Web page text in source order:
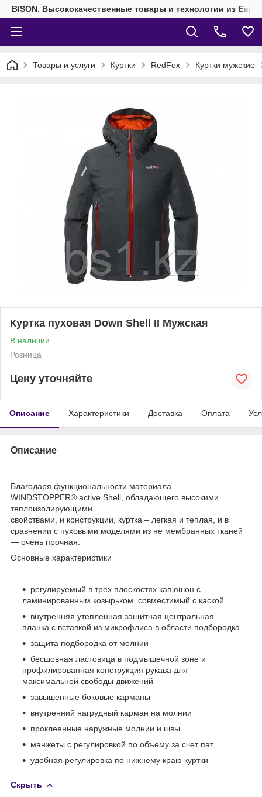
BISON. Высококачественные товары и технологии из
Товары и услуги Куртки RedFox Куртки мужские
Куртка пуховая Down Shell II Мужская
В наличии
Розница
Цену уточняйте
Описание Характеристики Доставка Оплата
Описание
Благодаря функциональности материала
WINDSTOPPER® active Shell, обладающего высокими
теплоизолирующими
свойствами, и конструкции, куртка – легкая и теплая, и в
сравнении с пуховыми моделями из не мембранных тканей
― очень прочная.
Оcновные характеристики
регулируемый в трех плоскостях капюшон с
ламинированным козырьком, совместимый с каской
внутренняя утепленная защитная центральная
планка с вставкой из микрофлиса в области подбородка
защита подбородка от молнии
бесшовная ластовица в подмышечной зоне и
профилированная конструкция рукава для
максимальной свободы движений
завышенные боковые карманы
внутренний нагрудный карман на молнии
проклеенные наружные молнии и швы
манжеты с регулировкой по объему за счет пат
удобная регулировка по нижнему краю куртки
Скрыть